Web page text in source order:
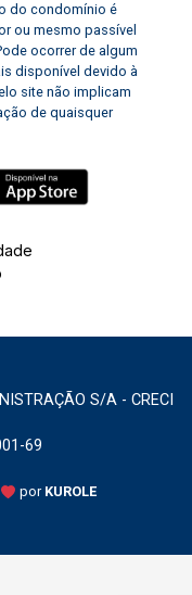
do condomínio é
ou mesmo passível
ocorrer de algum
disponível devido à
site não implicam
de quaisquer
S/A - CRECI
69
por KUROLE